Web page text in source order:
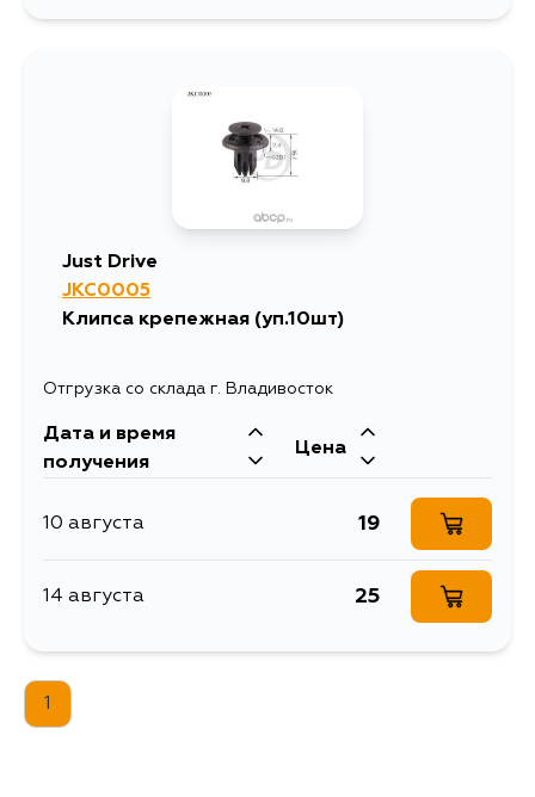
Just Drive
JKC0005
Клипса крепежная (уп.10шт)
Отгрузка со склада г. Владивосток
Дата и время
получения
Цена
10 августа 19
14 августа 25
1